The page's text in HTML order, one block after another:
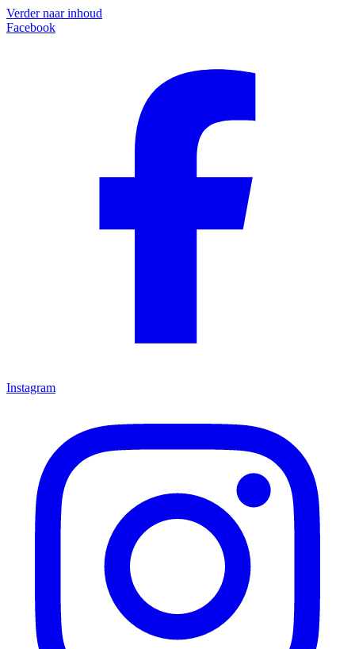
Verder naar inhoud
Facebook
Instagram